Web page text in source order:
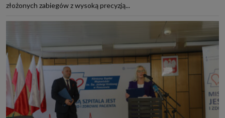
złożonych zabiegów z wysoką precyzją...